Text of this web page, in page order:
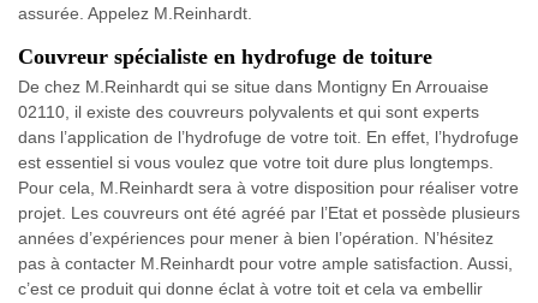
assurée. Appelez M.Reinhardt.
Couvreur spécialiste en hydrofuge de toiture
De chez M.Reinhardt qui se situe dans Montigny En Arrouaise
02110, il existe des couvreurs polyvalents et qui sont experts
dans l’application de l’hydrofuge de votre toit. En effet, l’hydrofuge
est essentiel si vous voulez que votre toit dure plus longtemps.
Pour cela, M.Reinhardt sera à votre disposition pour réaliser votre
projet. Les couvreurs ont été agréé par l’Etat et possède plusieurs
années d’expériences pour mener à bien l’opération. N’hésitez
pas à contacter M.Reinhardt pour votre ample satisfaction. Aussi,
c’est ce produit qui donne éclat à votre toit et cela va embellir